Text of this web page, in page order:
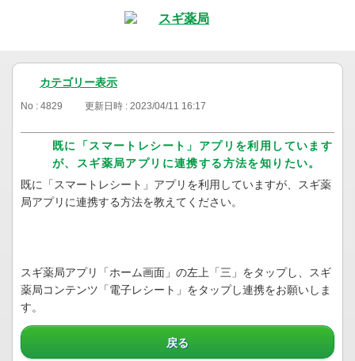
カテゴリー表示
No : 4829 更新日時 : 2023/04/11 16:17
既に「スマートレシート」アプリを利用しています
が、スギ薬局アプリに連携する方法を知りたい。
既に「スマートレシート」アプリを利用していますが、スギ薬
局アプリに連携する方法を教えてください。
スギ薬局アプリ「ホーム画面」の左上「三」をタップし、スギ
薬局コンテンツ「電子レシート」をタップし連携をお願いしま
す。
戻る